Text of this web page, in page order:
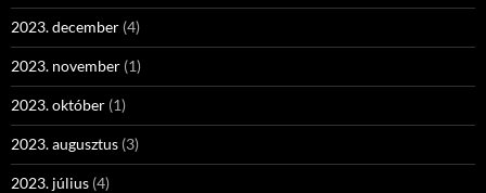
2023. december (4)
2023. november (1)
2023. október (1)
2023. augusztus (3)
2023. július (4)